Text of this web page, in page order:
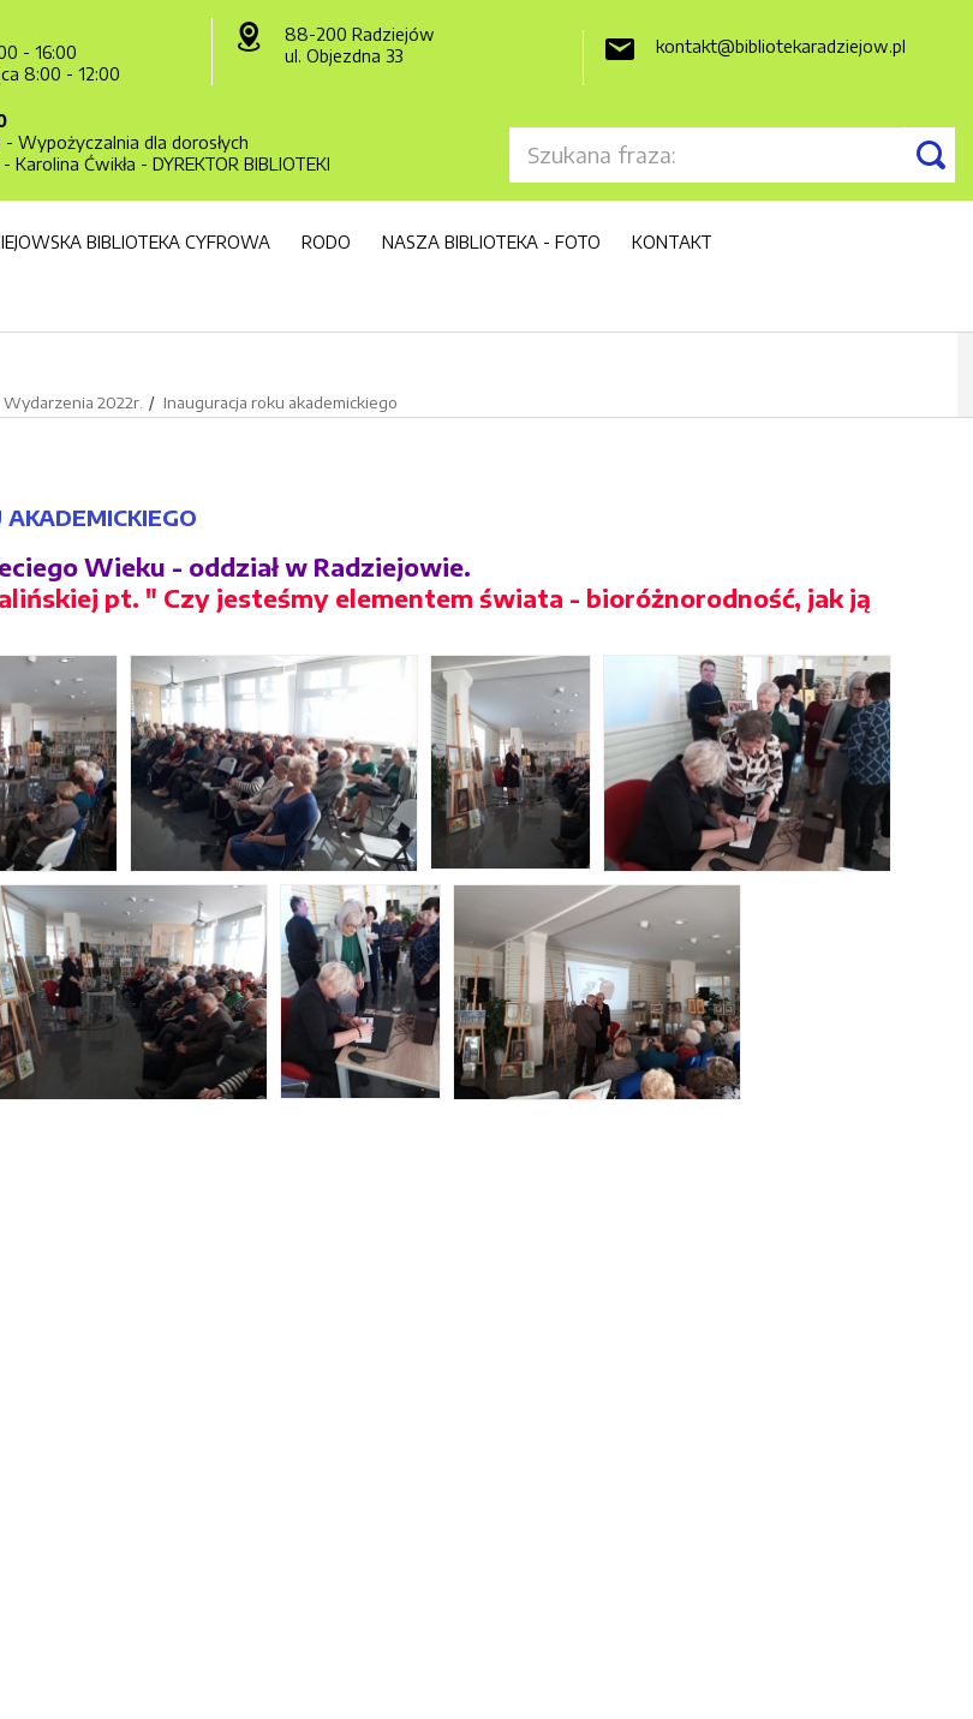
- 16:00
8:00 - 12:00
88-200 Radziejów
ul. Objezdna 33
kontakt@bibliotekaradziejow.pl
- Wypożyczalnia dla dorosłych
- Karolina Ćwikła - DYREKTOR BIBLIOTEKI 
BIBLIOTEKA CYFROWA RODO NASZA BIBLIOTEKA - FOTO KONTAKT
Wydarzenia 2022r. Inauguracja roku akademickiego
AKADEMICKIEGO
Wieku - oddział w Radziejowie.
pt. " Czy jesteśmy elementem świata - bioróżnorodność, jak ją